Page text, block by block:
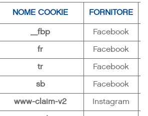
NOME COOKIE FORNITORE
_fbp Facebook
fr Facebook
tr Facebook
sb Facebook
www-claim-v2 Instagram